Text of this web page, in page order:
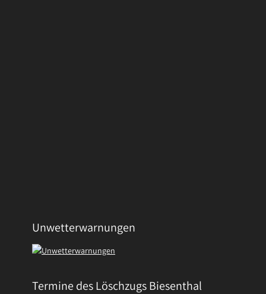
Unwetterwarnungen
Termine des Löschzugs Biesenthal